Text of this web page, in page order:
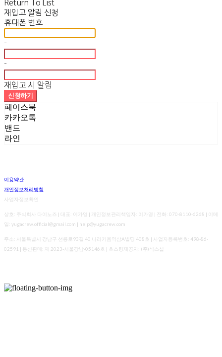
Return To List
재입고 알림 신청
휴대폰 번호
-
-
재입고 시 알림
신청하기
페이스북
카카오톡
밴드
라인
이용약관
개인정보처리방침
사업자정보확인
상호: 주식회사 다이노즈 | 대표: 이가영 | 개인정보관리책임자: 이가영 | 전화: 070-8110-6268 | 이메
일: yugacrew.official@gmail.com | help@yugacrew.com
주소: 서울특별시 강남구 선릉로93길 40 나라키움역삼A빌딩 408호 | 사업자등록번호: 498-86-
02591 | 통신판매: 제 2023-서울강남-05146호 | 호스팅제공자: (주)식스샵